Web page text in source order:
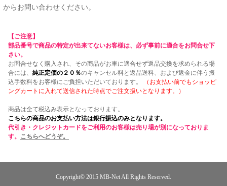
からお問い合わせください。
【ご注意】
部品番号で商品の特定が出来てないお客様は、必ず事前に適合をお問合せ下
さい。
お問合せなく購入され、その商品がお車に適合せず返品交換を求められる場
合には、 純正定価の２０％のキャンセル料と返品送料、および返金に伴う振
込手数料をお客様にご負担いただいております。
（お支払い前でもショッピ
ングカートに入れて送信された時点でご注文扱いとなります。）
商品は全て税込み表示となっております。
こちらの商品のお支払い方法は銀行振込のみとなります。
代引き・クレジットカードをご利用のお客様は売り場が別になっておりま
す。 こちらへどうぞ。
Copyright© 2015 MB-NetAll Rights Reserved.